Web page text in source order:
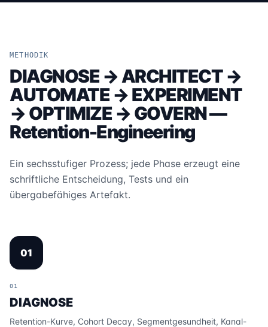
METHODIK
DIAGNOSE → ARCHITECT →
AUTOMATE → EXPERIMENT
→ OPTIMIZE → GOVERN —
Retention-Engineering
Ein sechsstufiger Prozess; jede Phase erzeugt eine
schriftliche Entscheidung, Tests und ein
übergabefähiges Artefakt.
01
01
DIAGNOSE
Retention-Kurve, Cohort Decay, Segmentgesundheit, Kanal-